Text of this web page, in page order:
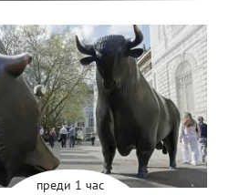
преди 1 час